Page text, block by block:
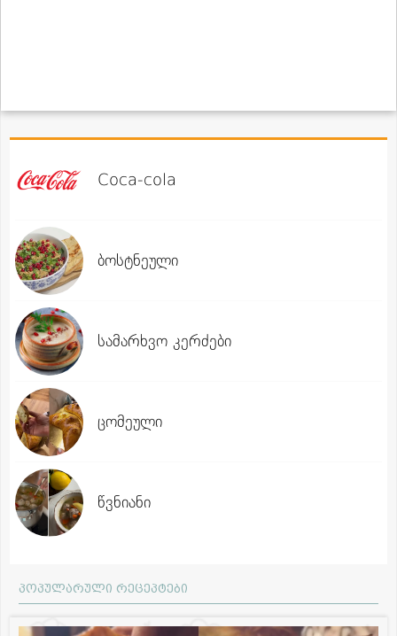
Coca-cola
ბოსტნეული
სამარხვო კერძები
ცომეული
წვნიანი
პოპულარული რეცეპტები